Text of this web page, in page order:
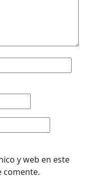
y web en este
comente.